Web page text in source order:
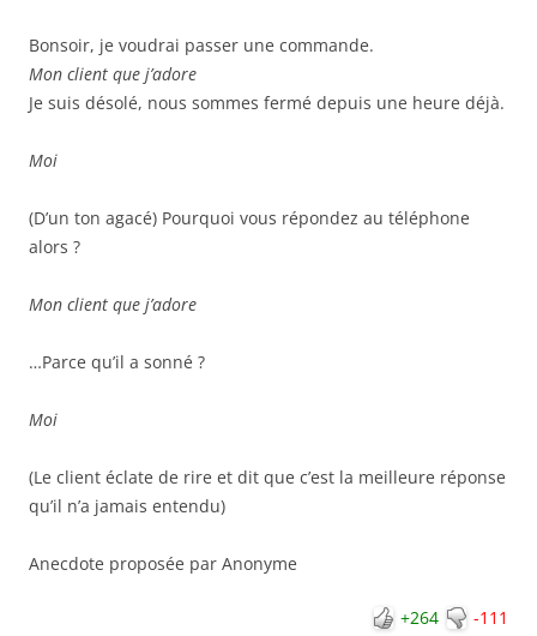
Bonsoir, je voudrai passer une commande.
Mon client que j’adore
Je suis désolé, nous sommes fermé depuis une heure déjà.
Moi
(D’un ton agacé) Pourquoi vous répondez au téléphone
alors ?
Mon client que j’adore
…Parce qu’il a sonné ?
Moi
(Le client éclate de rire et dit que c’est la meilleure réponse
qu’il n’a jamais entendu)
Anecdote proposée par Anonyme
+264 -111